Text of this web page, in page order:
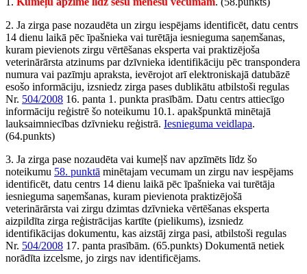
2. Ja zirga pase nozaudēta un zirgu iespējams identificēt, datu centrs
14 dienu laikā pēc īpašnieka vai turētāja iesnieguma saņemšanas,
kuram pievienots zirgu vērtēšanas eksperta vai praktizējoša
veterinārārsta atzinums par dzīvnieka identifikāciju pēc transpondera
numura vai pazīmju apraksta, ievērojot arī elektroniskajā datubāzē
esošo informāciju, izsniedz zirga pases dublikātu atbilstoši regulas
Nr. 504/2008 16. panta 1. punkta prasībām. Datu centrs attiecīgo
informāciju reģistrē šo noteikumu 10.1. apakšpunktā minētajā
lauksaimniecības dzīvnieku reģistrā. Iesnieguma veidlapa.
(64.punkts)
3. Ja zirga pase nozaudēta vai kumeļš nav apzīmēts līdz šo
noteikumu 58. punktā minētajam vecumam un zirgu nav iespējams
identificēt, datu centrs 14 dienu laikā pēc īpašnieka vai turētāja
iesnieguma saņemšanas, kuram pievienota praktizējošā
veterinārārsta vai zirgu dzimtas dzīvnieka vērtēšanas eksperta
aizpildīta zirga reģistrācijas kartīte (pielikums), izsniedz
identifikācijas dokumentu, kas aizstāj zirga pasi, atbilstoši regulas
Nr. 504/2008 17. panta prasībām. (65.punkts) Dokumentā netiek
norādīta izcelsme, jo zirgs nav identificējams.